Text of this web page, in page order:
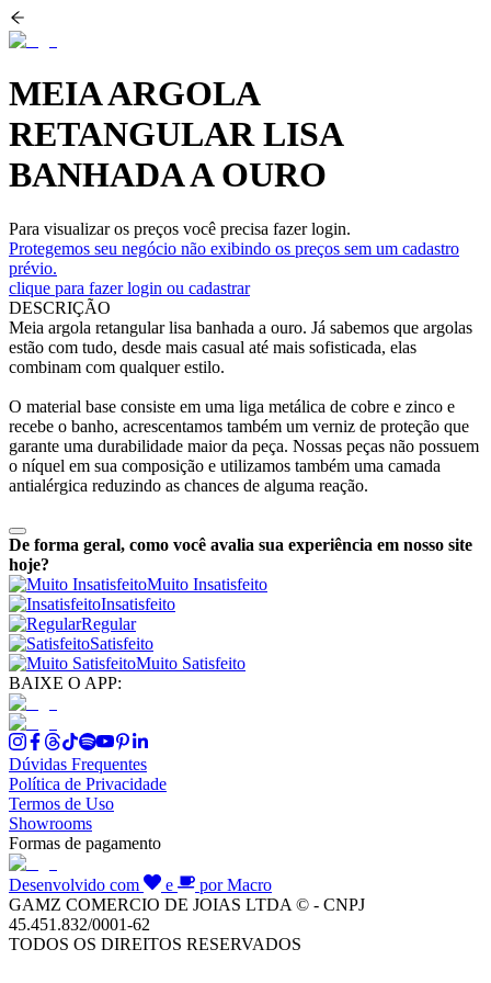
MEIA ARGOLA
RETANGULAR LISA
BANHADA A OURO
Para visualizar os preços você precisa fazer login.
Protegemos seu negócio não exibindo os preços sem um cadastro
prévio.
clique para fazer login ou cadastrar
DESCRIÇÃO
Meia argola retangular lisa banhada a ouro. Já sabemos que argolas
estão com tudo, desde mais casual até mais sofisticada, elas
combinam com qualquer estilo.
O material base consiste em uma liga metálica de cobre e zinco e
recebe o banho, acrescentamos também um verniz de proteção que
garante uma durabilidade maior da peça. Nossas peças não possuem
o níquel em sua composição e utilizamos também uma camada
antialérgica reduzindo as chances de alguma reação.
De forma geral, como você avalia sua experiência em nosso site
hoje?
Muito Insatisfeito
Insatisfeito
Regular
Satisfeito
Muito Satisfeito
BAIXE O APP:
Dúvidas Frequentes
Política de Privacidade
Termos de Uso
Showrooms
Formas de pagamento
Desenvolvido com e
por Macro
GAMZ COMERCIO DE JOIAS LTDA © - CNPJ
45.451.832/0001-62
TODOS OS DIREITOS RESERVADOS